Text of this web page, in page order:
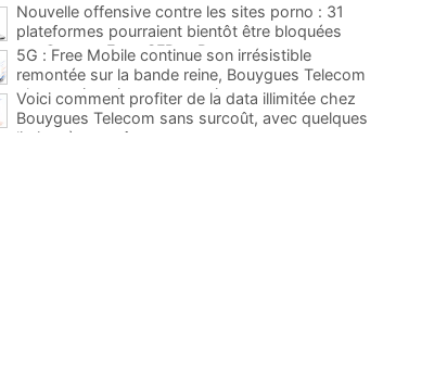
Nouvelle offensive contre les sites porno : 31
plateformes pourraient bientôt être bloquées
par Orange, Free, SFR et Bouygues
5G : Free Mobile continue son irrésistible
remontée sur la bande reine, Bouygues Telecom
plus que jamais sous pression
Voici comment profiter de la data illimitée chez
Bouygues Telecom sans surcoût, avec quelques
limites à connaître